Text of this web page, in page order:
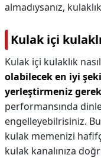
almadıysanız,
Kulak içi
Kulak içi kulaklık nasıl
olabilecek en iyi
yerleştirmeniz
performansında
engelleyebilrisiniz.
kulak memenizi
kulak kanalınıza